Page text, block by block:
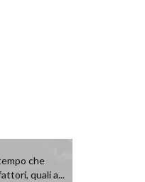
che
quali a...